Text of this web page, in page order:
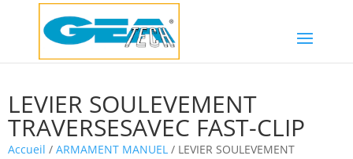
LEVIER SOULEVEMENT
TRAVERSESAVEC FAST-CLIP
Accueil / ARMAMENT MANUEL / LEVIER SOULEVEMENT